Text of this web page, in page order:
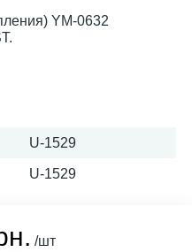
YM-0632
U-1529
U-1529
/шт